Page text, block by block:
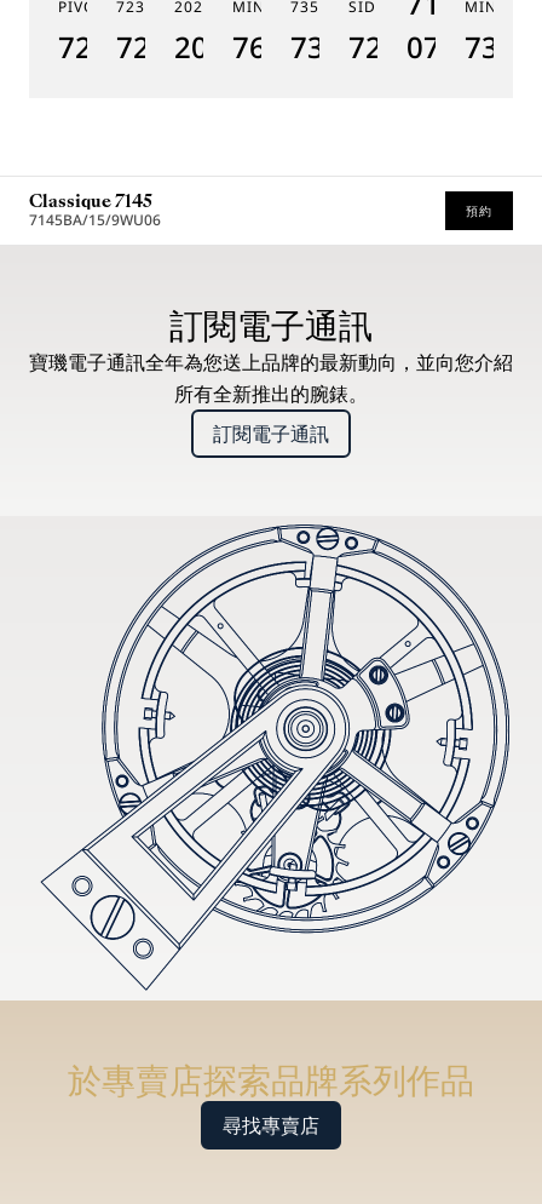
PIVOT MAGNÉTIQUE 7225
7225BH/0H/9V6
7235
7235BH/0H/9V6
2025
2025BH/28/9W6
MINUTES 7637
7637BB/2Y/9ZU
7357
7357BH/1H/386
SIDÉRAL 7255
7255PT/2N/
07
Classique 7145
7145BA/15/9WU06 預約
訂閱電子通訊
寶璣電子通訊全年為您送上品牌的最新動向，並向您介紹
所有全新推出的腕錶。
訂閱電子通訊
於專賣店探索品牌系列作品
尋找專賣店